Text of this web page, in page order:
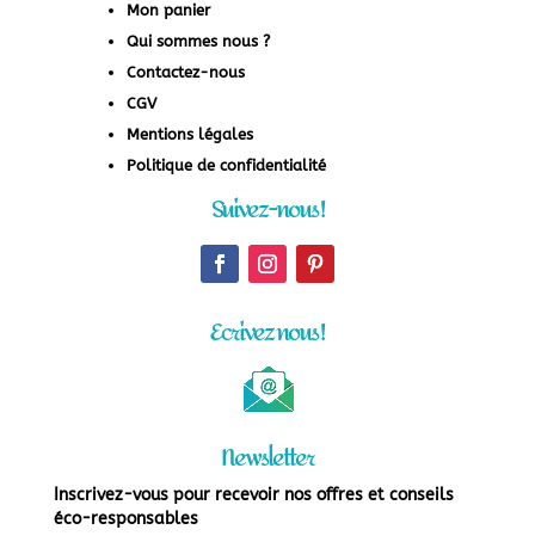
Mon panier
Qui sommes nous ?
Contactez-nous
CGV
Mentions légales
Politique de confidentialité
Suivez-nous !
Ecrivez nous !
Newsletter
Inscrivez-vous pour recevoir nos offres et conseils
éco-responsables